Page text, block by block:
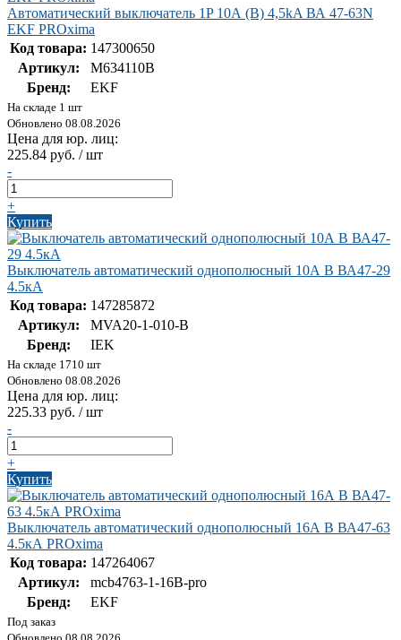
Автоматический выключатель 1P 10А (B) 4,5kA ВА 47-63N
EKF PROxima
Код товара: 147300650
Артикул:
M634110B
Бренд:
EKF
На складе 1 шт
Обновлено 08.08.2026
Цена для юр. лиц:
225.84 руб. / шт
-
+
Купить
Выключатель автоматический однополюсный 10А В ВА47-29
4.5кА
Код товара: 147285872
Артикул:
MVA20-1-010-B
Бренд:
IEK
На складе 1710 шт
Обновлено 08.08.2026
Цена для юр. лиц:
225.33 руб. / шт
-
+
Купить
Выключатель автоматический однополюсный 16А В ВА47-63
4.5кА PROxima
Код товара: 147264067
Артикул:
mcb4763-1-16B-pro
Бренд:
EKF
Под заказ